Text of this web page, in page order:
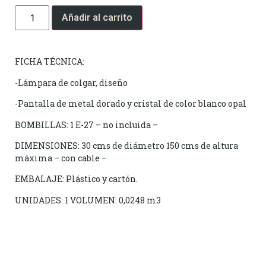
Añadir al carrito
FICHA TÉCNICA:
-Lámpara de colgar, diseño
-Pantalla de metal dorado y cristal de color blanco opal
BOMBILLAS: 1 E-27 – no incluida –
DIMENSIONES: 30 cms de diámetro 150 cms de altura
máxima – con cable –
EMBALAJE: Plástico y cartón.
UNIDADES: 1 VOLUMEN: 0,0248 m3